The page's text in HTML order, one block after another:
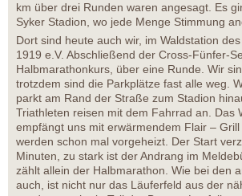
km über drei Runden waren angesagt. Es
Syker Stadion, wo jede Menge Stimmung
Dort sind heute auch wir, im Waldstation
1919 e.V. Abschließend der Cross-Fünfer-
Halbmarathonkurs, über eine Runde. Wir
trotzdem sind die Parkplätze fast alle weg.
parkt am Rand der Straße zum Stadion
Triathleten reisen mit dem Fahrrad an. Das
empfängt uns mit erwärmendem Flair –
werden schon mal vorgeheizt. Der Start
Minuten, zu stark ist der Andrang im
zählt allein der Halbmarathon. Wie bei den
auch, ist nicht nur das Läuferfeld aus der